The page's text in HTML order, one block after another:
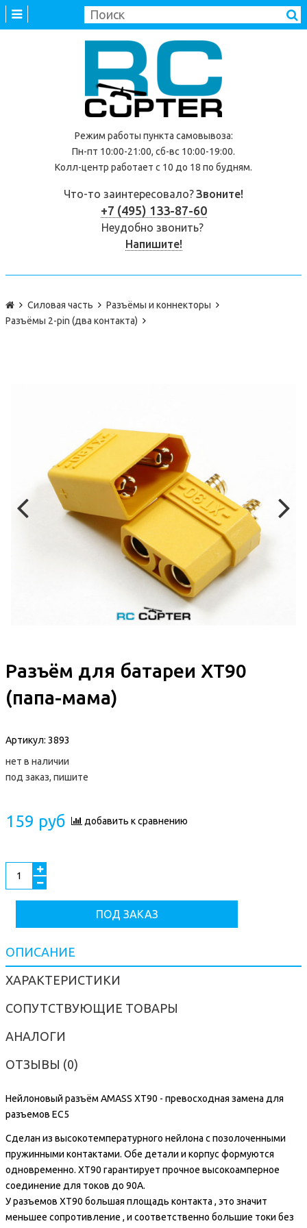
Режим работы пункта самовывоза:
Пн-пт 10:00-21:00, сб-вс 10:00-19:00.
Колл-центр работает с 10 до 18 по будням.
Что-то заинтересовало?Звоните!
+7 (495) 133-87-60
Неудобно звонить?
Напишите!
Силовая часть
Разъёмы и коннекторы
Разъёмы 2-pin (два контакта)
Разъём для батареи XT90
(папа-мама)
Артикул: 3893
нет в наличии
под заказ, пишите
159 руб добавить к сравнению
ПОД ЗАКАЗ
ОПИСАНИЕ
ХАРАКТЕРИСТИКИ
СОПУТСТВУЮЩИЕ ТОВАРЫ
АНАЛОГИ
ОТЗЫВЫ (0)
Нейлоновый разъём AMASS XT90 - превосходная замена для
разъемов EC5
Сделан из высокотемпературного нейлона с позолоченными
пружинными контактами. Обе детали и корпус формуются
одновременно. ХT90 гарантирует прочное высокоамперное
соединение для токов до 90A.
У разъемов ХТ90 большая площадь контакта , это значит
меньшее сопротивление , и соответственно большие токи без